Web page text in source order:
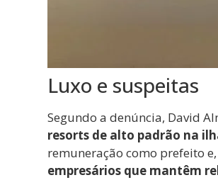
Luxo e suspeitas
Segundo a denúncia, David
resorts de alto padrão na
remuneração como prefeito
empresários que mantêm